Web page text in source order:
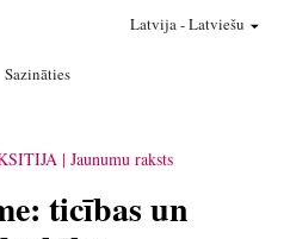
Sazināties
Latvija-Latviešu
Jaunumu raksts
ticības un